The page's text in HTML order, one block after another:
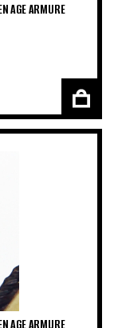
AGE ARMURE
AGE ARMURE